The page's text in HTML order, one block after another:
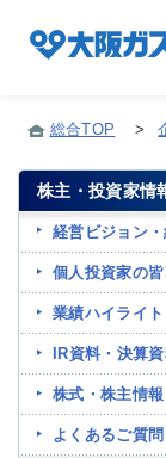
企業情報
企業/グル
社会貢献
技術開発
総合TOP >
株主・投資家情
経営ビジョン
個人投資家の
業績ハイライト
IR資料・決算
株式・株主情報
よくあるご質問